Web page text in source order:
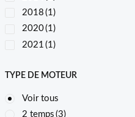
2018 (1)
2020(1)
2021 (1)
TYPE DE MOTEUR
Voir tous
2 temps (3)